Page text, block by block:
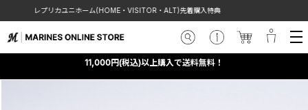
ーム(HOME・VISITOR・ALT)先着購入特典
11,000円(税込)以上購入で送料無料！